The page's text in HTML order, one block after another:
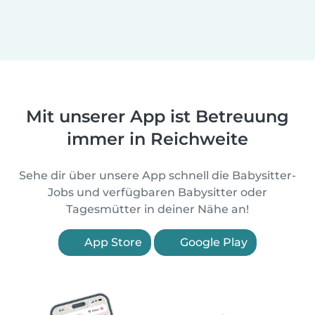
Mit unserer App ist Betreuung
immer in Reichweite
Sehe dir über unsere App schnell die Babysitter-
Jobs und verfügbaren Babysitter oder
Tagesmütter in deiner Nähe an!
App Store Google Play